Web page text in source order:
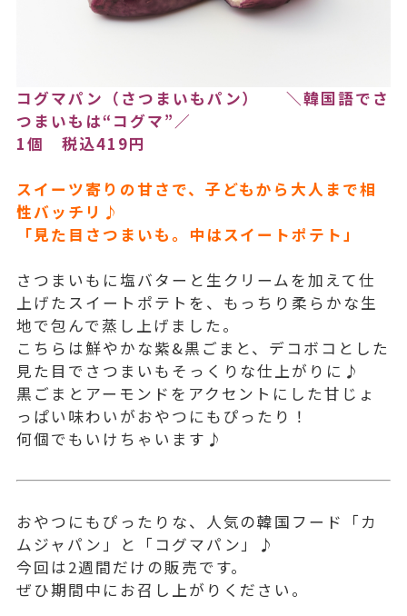
コグマパン（さつまいもパン） ＼韓国語でさ
つまいもは“コグマ”／
1個 税込419円
スイーツ寄りの甘さで、子どもから大人まで相
性バッチリ♪
「見た目さつまいも。中はスイートポテト」
さつまいもに塩バターと生クリームを加えて仕
上げたスイートポテトを、もっちり柔らかな生
地で包んで蒸し上げました。
こちらは鮮やかな紫&黒ごまと、デコボコとした
見た目でさつまいもそっくりな仕上がりに♪
黒ごまとアーモンドをアクセントにした甘じょ
っぱい味わいがおやつにもぴったり！
何個でもいけちゃいます♪
おやつにもぴったりな、人気の韓国フード「カ
ムジャパン」と「コグマパン」♪
今回は2週間だけの販売です。
ぜひ期間中にお召し上がりください。